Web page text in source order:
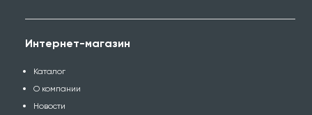
Интернет-магазин
Каталог
О компании
Новости